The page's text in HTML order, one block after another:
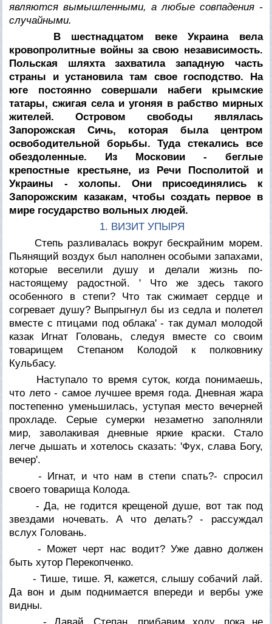
являются вымышленными, а любые совпадения -
случайными.
В шестнадцатом веке Украина вела
кровопролитные войны за свою независимость.
Польская шляхта захватила западную часть
страны и установила там свое господство. На
юге постоянно совершали набеги крымские
татары, сжигая села и угоняя в рабство мирных
жителей. Островом свободы являлась
Запорожская Сичь, которая была центром
освободительной борьбы. Туда стекались все
обездоленные. Из Московии - беглые
крепостные крестьяне, из Речи Посполитой и
Украины - холопы. Они присоединялись к
Запорожским казакам, чтобы создать первое в
мире государство вольных людей.
1. ВИЗИТ УПЫРЯ
Степь разливалась вокруг бескрайним морем.
Пьянящий воздух был наполнен особыми запахами,
которые веселили душу и делали жизнь по-
настоящему радостной. ' Что же здесь такого
особенного в степи? Что так сжимает сердце и
согревает душу? Выпрыгнул бы из седла и полетел
вместе с птицами под облака' - так думал молодой
казак Игнат Головань, следуя вместе со своим
товарищем Степаном Колодой к полковнику
Кульбасу.
Наступало то время суток, когда понимаешь,
что лето - самое лучшее время года. Дневная жара
постепенно уменьшилась, уступая место вечерней
прохладе. Серые сумерки незаметно заполняли
мир, заволакивая дневные яркие краски. Стало
легче дышать и хотелось сказать: 'Фух, слава Богу,
вечер'.
- Игнат, и что нам в степи спать?- спросил
своего товарища Колода.
- Да, не годится крещеной душе, вот так под
звездами ночевать. А что делать? - рассуждал
вслух Головань.
- Может черт нас водит? Уже давно должен
быть хутор Перекопченко.
- Тише, тише. Я, кажется, слышу собачий лай.
Да вон и дым поднимается впереди и вербы уже
видны.